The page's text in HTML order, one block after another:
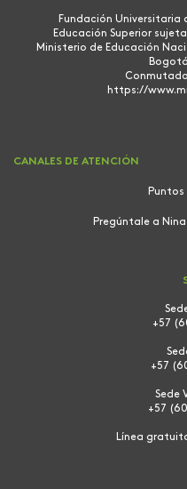
Fundación Universitaria
Educación Superior
Ministerio de Educación
https://
CANALES DE ATENCIÓN
Pregúntale a
+57
+57
Sede
+57
Línea